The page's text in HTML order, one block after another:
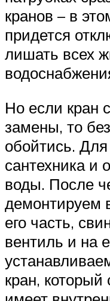
кранов – в
придется
лишать всех
Но если кран
замены, то
обойтись.
сантехника и
воды. После
демонтируем
его часть,
вентиль и на
кран,